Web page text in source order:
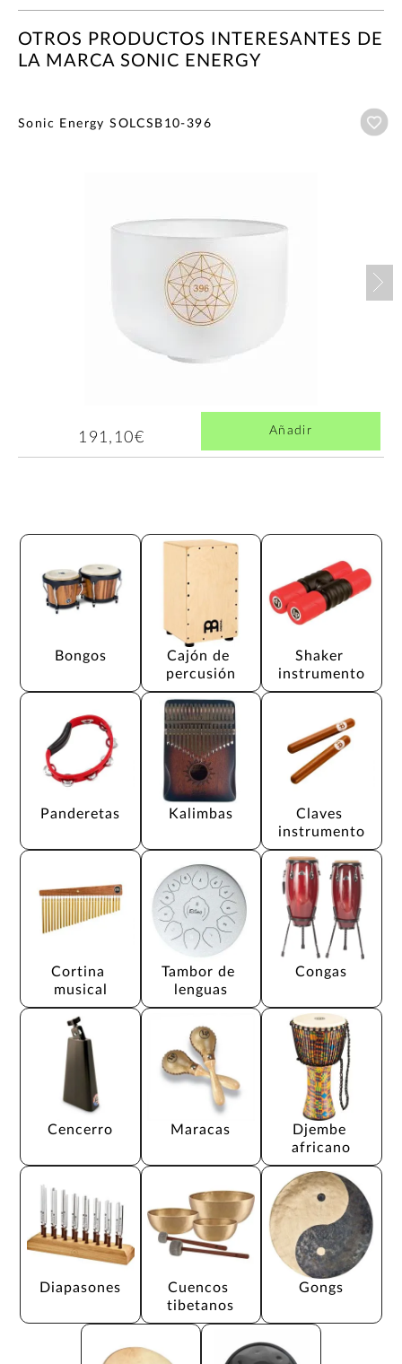
OTROS PRODUCTOS INTERESANTES DE
LA MARCA SONIC ENERGY
Sonic Energy SOLCSB10-396
191,10€ Añadir
Bongos
Cajón de
percusión
Shaker
instrumento
Panderetas Kalimbas
Claves
instrumento
Cortina
musical
Tambor de
lenguas
Congas
Cencerro Maracas
Djembe
africano
Diapasones
Cuencos
tibetanos
Gongs